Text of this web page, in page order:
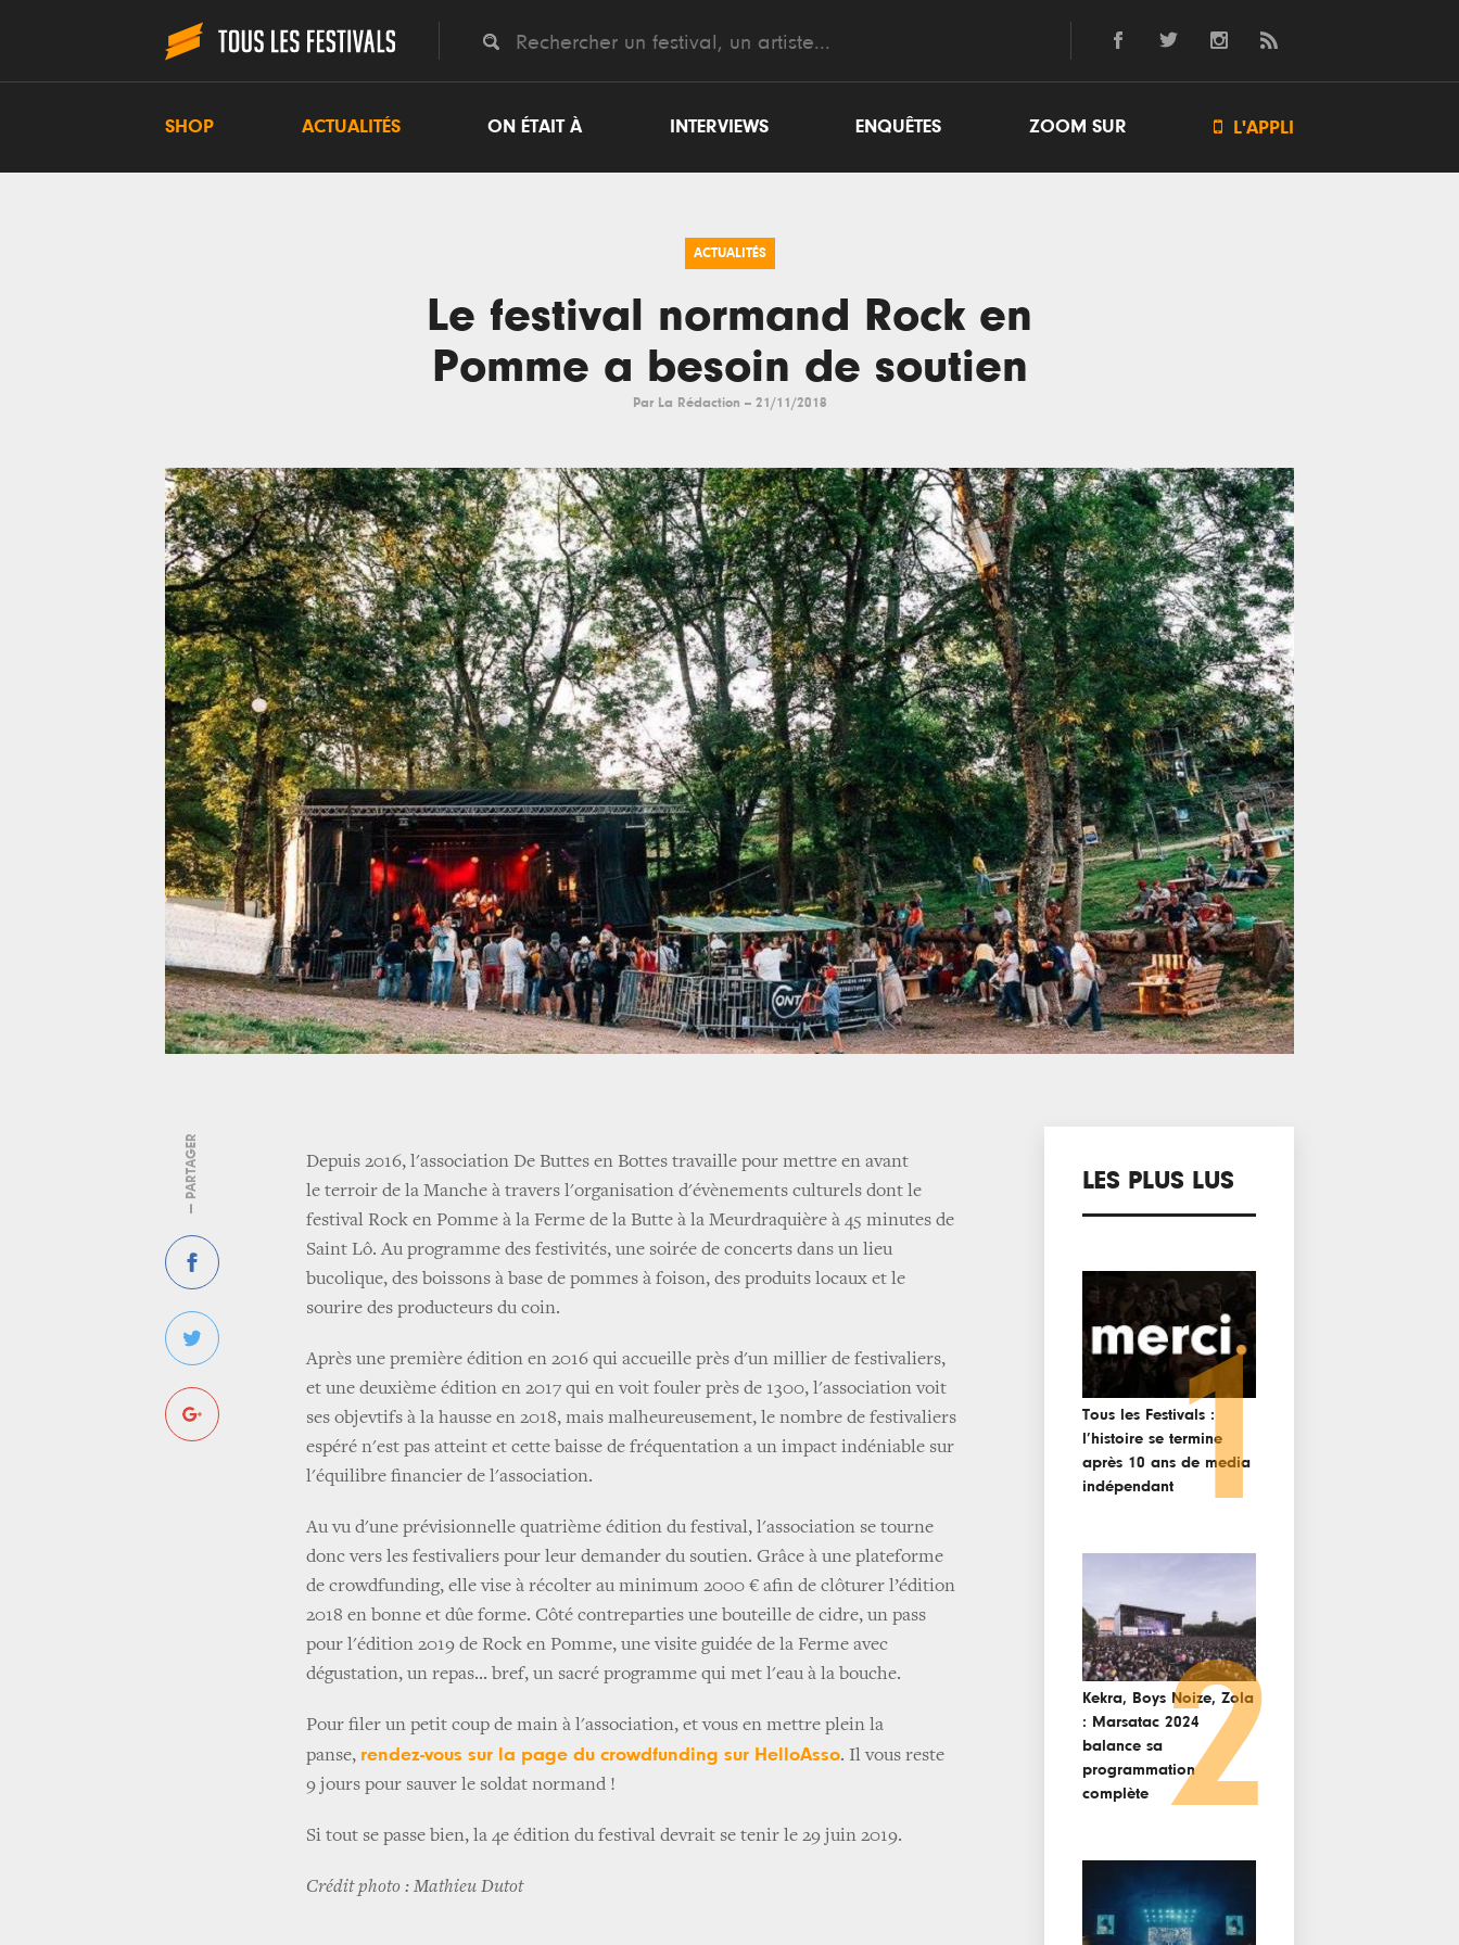
SHOP ACTUALITÉS ON ÉTAIT À INTERVIEWS ENQUÊTES ZOOM SUR  L'APPLI
ACTUALITÉS
Le festival normand Rock en
Pomme a besoin de soutien
Par La Rédaction -- 21/11/2018
— PARTAGER
Depuis 2016, l'association De Buttes en Bottes travaille pour mettre en avant
le terroir de la Manche à travers l'organisation d'évènements culturels dont le
festival Rock en Pomme à la Ferme de la Butte à la Meurdraquière à 45 minutes de
Saint Lô. Au programme des festivités, une soirée de concerts dans un lieu
bucolique, des boissons à base de pommes à foison, des produits locaux et le
sourire des producteurs du coin.
Après une première édition en 2016 qui accueille près d'un millier de festivaliers,
et une deuxième édition en 2017 qui en voit fouler près de 1300, l'association voit
ses objevtifs à la hausse en 2018, mais malheureusement, le nombre de festivaliers
espéré n'est pas atteint et cette baisse de fréquentation a un impact indéniable sur
l'équilibre financier de l'association.
Au vu d'une prévisionnelle quatrième édition du festival, l'association se tourne
donc vers les festivaliers pour leur demander du soutien. Grâce à une plateforme
de crowdfunding, elle vise à récolter au minimum 2000 € afin de clôturer l’édition
2018 en bonne et dûe forme. Côté contreparties une bouteille de cidre, un pass
pour l'édition 2019 de Rock en Pomme, une visite guidée de la Ferme avec
dégustation, un repas... bref, un sacré programme qui met l'eau à la bouche.
Pour filer un petit coup de main à l'association, et vous en mettre plein la
panse, rendez-vous sur la page du crowdfunding sur HelloAsso. Il vous reste
9 jours pour sauver le soldat normand !
Si tout se passe bien, la 4e édition du festival devrait se tenir le 29 juin 2019.
Crédit photo : Mathieu Dutot
LES PLUS LUS
Tous les Festivals :
l’histoire se termine
après 10 ans de media
indépendant1
Kekra, Boys Noize, Zola
: Marsatac 2024
balance sa
programmation
complète
2